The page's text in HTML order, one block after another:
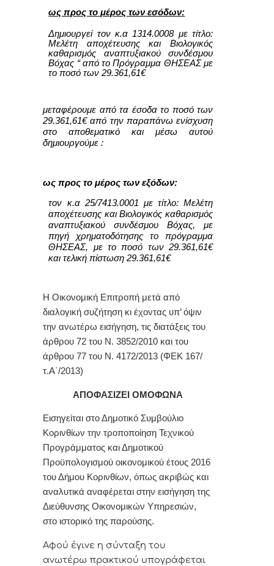
ως προς το μέρος των εσόδων:
Δημιουργεί τον κ.α 1314.0008με τίτλο:
Μελέτη αποχέτευσης και Βιολογικός
καθαρισμός αναπτυξιακού συνδέσμου
Βόχας “ από το Πρόγραμμα ΘΗΣΕΑΣ με
το ποσό των 29.361,61€
μεταφέρουμε από τα έσοδα το ποσό των
29.361,61€ από την παραπάνω ενίσχυση
στο αποθεματικό και μέσω αυτού
δημιουργούμε :
ως προς το μέρος των εξόδων:
τον κ.α 25/7413.0001 με τίτλο: Μελέτη
αποχέτευσης και Βιολογικός καθαρισμός
αναπτυξιακού συνδέσμου Βόχας, με
πηγή χρηματοδότησης το πρόγραμμα
ΘΗΣΕΑΣ, με το ποσό των 29.361,61€
και τελική πίστωση 29.361,61€
Η Οικονομική Επιτροπή μετά από
διαλογική συζήτηση κι έχοντας υπ’ όψιν
την ανωτέρω εισήγηση, τις διατάξεις του
άρθρου 72 του Ν. 3852/2010 και του
άρθρου 77 του Ν. 4172/2013 (ΦΕΚ 167/
τ.Α΄/2013)
ΑΠΟΦΑΣΙΖΕΙ ΟΜΟΦΩΝΑ
Εισηγείται στο Δημοτικό Συμβούλιο
Κορινθίων την τροποποίηση Τεχνικού
Προγράμματος και Δημοτικού
Προϋπολογισμού οικονομικού έτους 2016
του Δήμου Κορινθίων, όπως ακριβώς και
αναλυτικά αναφέρεται στην εισήγηση της
Διεύθυνσης Οικονομικών Υπηρεσιών,
στο ιστορικό της παρούσης.
Αφoύ έγιvε η σύvταξη τoυ
αvωτέρω πρακτικoύ υπoγράφεται